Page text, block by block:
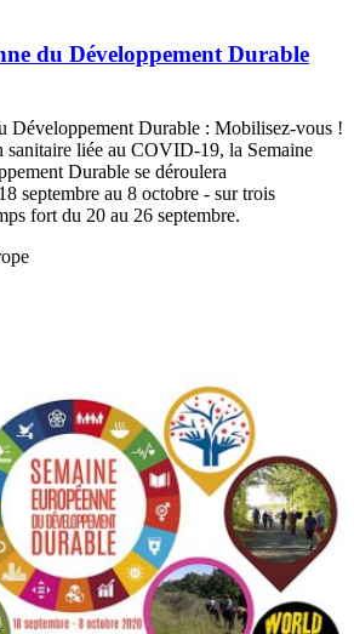
du Développement Durable
Développement Durable : Mobilisez-vous !
sanitaire liée au COVID-19, la Semaine
Durable se déroulera
septembre au 8 octobre - sur trois
fort du 20 au 26 septembre.